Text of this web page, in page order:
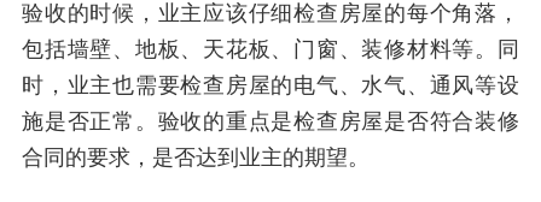
验收的时候，业主应该仔细检查房屋的每个角落，
包括墙壁、地板、天花板、门窗、装修材料等。同
时，业主也需要检查房屋的电气、水气、通风等设
施是否正常。验收的重点是检查房屋是否符合装修
合同的要求，是否达到业主的期望。